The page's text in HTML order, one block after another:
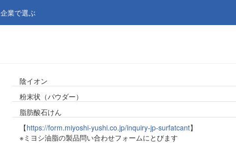
企業で選ぶ
陰イオン
粉末状（パウダー）
脂肪酸石けん
【https://form.miyoshi-yushi.co.jp/inquiry-jp-surfatcant】
※ミヨシ油脂の製品問い合わせフォームにとびます